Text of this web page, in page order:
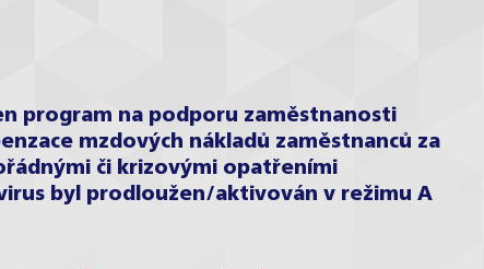
program na podporu zaměstnanosti
mzdových nákladů zaměstnanců za
či krizovými opatřeními
byl prodloužen/aktivován v režimu A